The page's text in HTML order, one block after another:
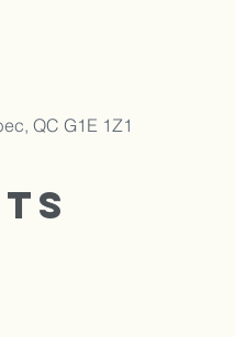
QC G1E 1Z1